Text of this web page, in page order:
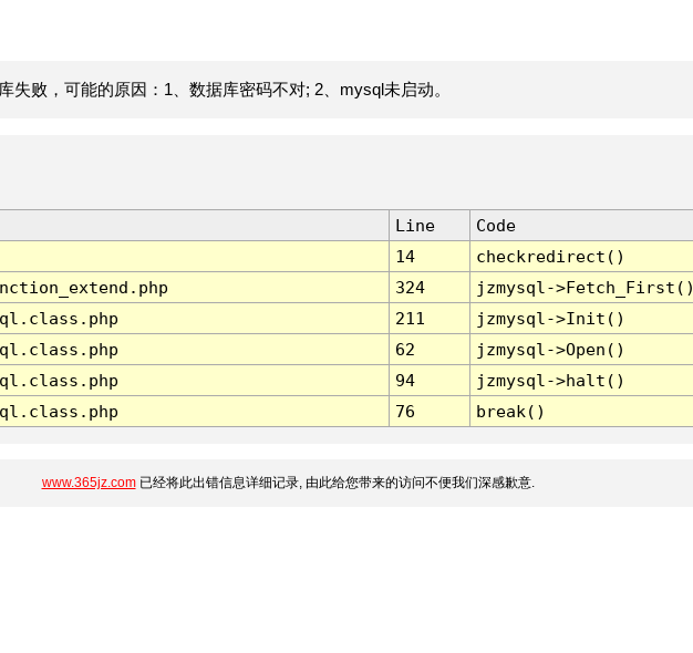
失败，可能的原因：1、数据库密码不对; 2、mysql未启动。
Line
Code
14
checkredirect()
324
jzmysql-
211
jzmysql->Init()
62
jzmysql->Open()
94
jzmysql->halt()
76 break()
www.365jz.com已经将此出错信息详细记录, 由此给您带来的访问不便我们深感歉意.